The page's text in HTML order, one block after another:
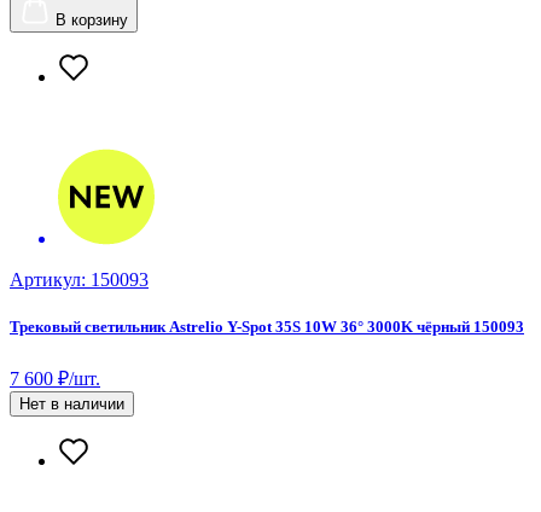
В корзину
Артикул: 150093
Трековый светильник Astrelio Y-Spot 35S 10W 36° 3000K чёрный 150093
7 600 ₽/шт.
Нет в наличии